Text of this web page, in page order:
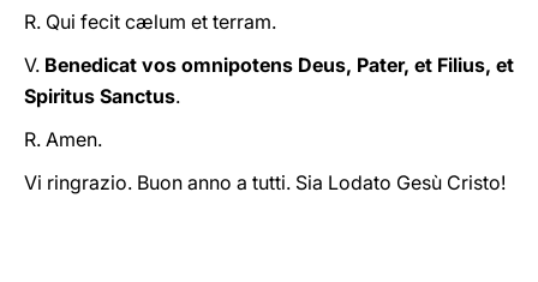
R. Qui fecit cælum et terram.
V. Benedicat vos omnipotens Deus, Pater, et Filius, et
Spiritus Sanctus.
R. Amen.
Vi ringrazio. Buon anno a tutti. Sia Lodato Gesù Cristo!